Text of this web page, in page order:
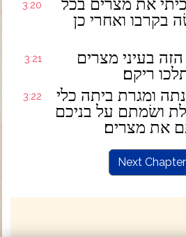
3:20
את מצרים בכל
בקרבו ואחרי כן
3:21
בעיני מצרים
ריקם׃
3:22
ומגרת ביתה כלי
ושׂמתם על בניכם
את מצרים׃
Next